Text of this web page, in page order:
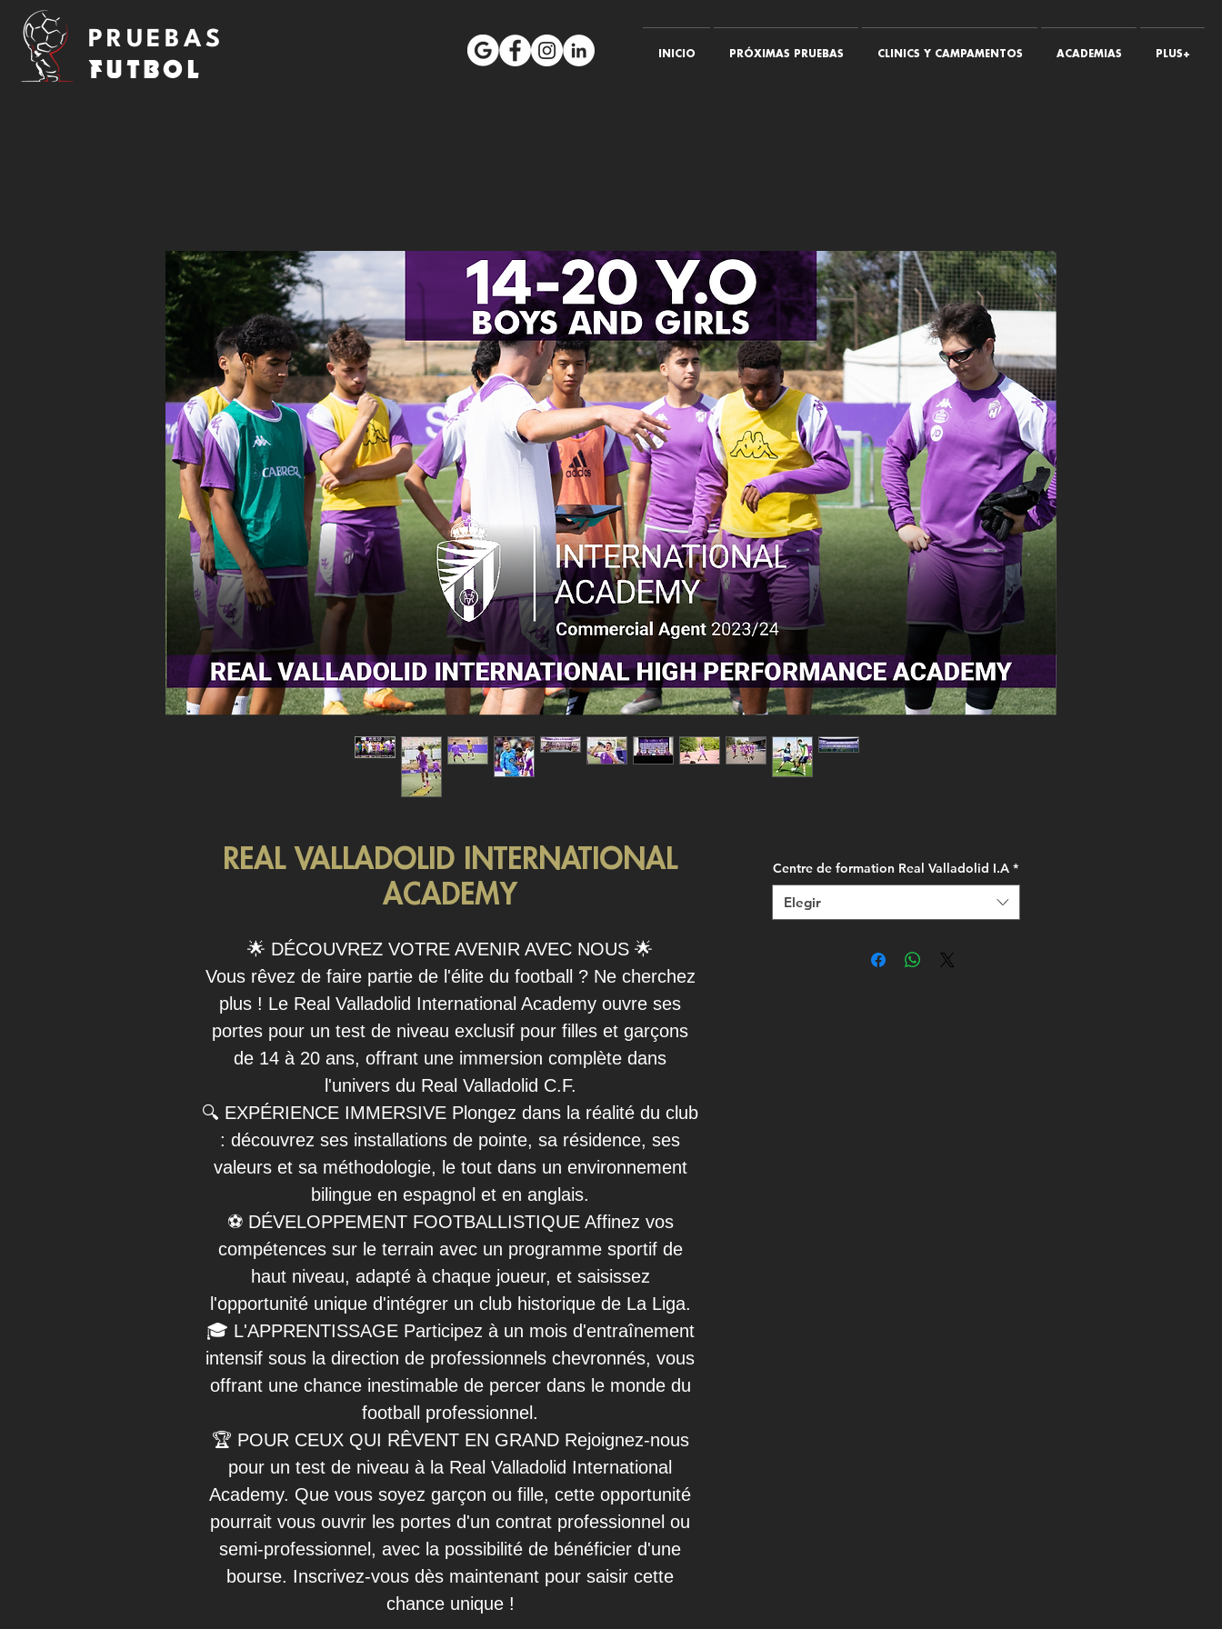
PRUEBAS
FUTBOL
INICIO PRÓXIMAS PRUEBAS CLINICS Y CAMPAMENTOS ACADEMIAS PLUS+
REAL VALLADOLID INTERNATIONAL
ACADEMY
🌟 DÉCOUVREZ VOTRE AVENIR AVEC NOUS 🌟
Vous rêvez de faire partie de l'élite du football ? Ne cherchez
plus ! Le Real Valladolid International Academy ouvre ses
portes pour un test de niveau exclusif pour filles et garçons
de 14 à 20 ans, offrant une immersion complète dans
l'univers du Real Valladolid C.F.
🔍 EXPÉRIENCE IMMERSIVE Plongez dans la réalité du club
: découvrez ses installations de pointe, sa résidence, ses
valeurs et sa méthodologie, le tout dans un environnement
bilingue en espagnol et en anglais.
⚽ DÉVELOPPEMENT FOOTBALLISTIQUE Affinez vos
compétences sur le terrain avec un programme sportif de
haut niveau, adapté à chaque joueur, et saisissez
l'opportunité unique d'intégrer un club historique de La Liga.
🎓 L'APPRENTISSAGE Participez à un mois d'entraînement
intensif sous la direction de professionnels chevronnés, vous
offrant une chance inestimable de percer dans le monde du
football professionnel.
🏆 POUR CEUX QUI RÊVENT EN GRAND Rejoignez-nous
pour un test de niveau à la Real Valladolid International
Academy. Que vous soyez garçon ou fille, cette opportunité
pourrait vous ouvrir les portes d'un contrat professionnel ou
semi-professionnel, avec la possibilité de bénéficier d'une
bourse. Inscrivez-vous dès maintenant pour saisir cette
chance unique !
Centre de formation Real Valladolid I.A *
Elegir